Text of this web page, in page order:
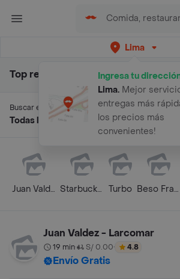
Lima
Ingresa tu
Lima. Mejor
entregas más
los precios más
convenientes!
Top resultados para "juan val"
Buscar en:
Todas las secciones
Juan Valdez - Larcomar Starbucks 39 Pedro de Osma Turbo Beso Francés - Barranco
Juan Valdez - Larcomar
19 min• S/ 0.00• 4.8
Envío Gratis